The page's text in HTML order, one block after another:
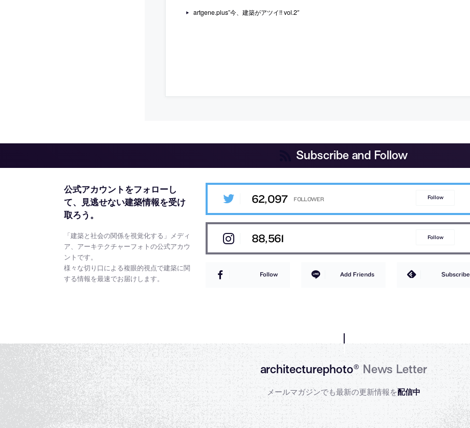
artgene.plus”今、建築がアツイ!! vol.2″
Subscribe and Follow
公式アカウントをフォローし
て、
見逃せない建築情報を受け
取ろう。
「建築と社会の関係を視覚化する」メディ
ア、アーキテクチャーフォトの公式アカウ
ントです。
様々な切り口による複眼的視点で建築に関
する情報を最速でお届けします。
62,097 Follow
88,561 Follow
Follow Add Friends Subscribe
architecturephoto®News Letter
メールマガジンでも最新の更新情報を配信中